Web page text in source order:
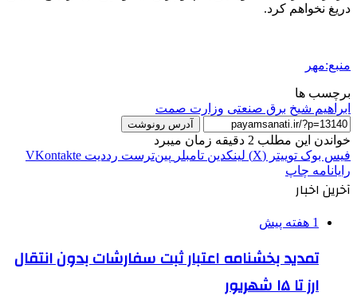
دریغ نخواهم کرد.
منبع:مهر
برچسب ها
ابراهیم شیخ برق صنعتی وزارت صمت
آدرس رونوشت
خواندن این مطلب 2 دقیقه زمان میبرد
فیس بوک توییتر (X) لینکدین ‫تامبلر ‫پین‌ترست ‫رددیت ‫VKontakte
رایانامه چاپ
آخرین اخبار
1 هفته پیش
تمدید بخشنامه اعتبار ثبت سفارشات بدون انتقال
ارز تا ۱۵ شهریور